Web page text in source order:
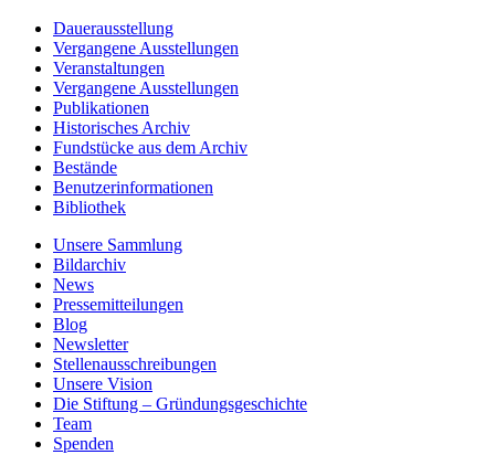
Dauerausstellung
Vergangene Ausstellungen
Veranstaltungen
Vergangene Ausstellungen
Publikationen
Historisches Archiv
Fundstücke aus dem Archiv
Bestände
Benutzerinformationen
Bibliothek
Unsere Sammlung
Bildarchiv
News
Pressemitteilungen
Blog
Newsletter
Stellenausschreibungen
Unsere Vision
Die Stiftung – Gründungsgeschichte
Team
Spenden